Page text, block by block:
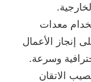
معدات
إنجاز الأعمال
وسرعة.
الاتقان